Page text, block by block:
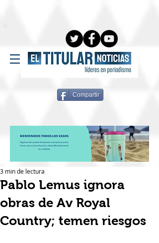
Compartir
Pablo Lemus ignora
obras de Av Royal
Country; temen riesgos
3 min de lectura